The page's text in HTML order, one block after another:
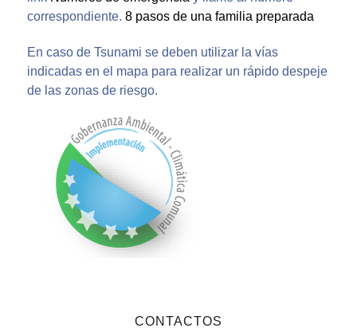
correspondiente. 8 pasos de una familia preparada
En caso de Tsunami se deben utilizar la vías
indicadas en el mapa para realizar un rápido despeje
de las zonas de riesgo.
CONTACTOS